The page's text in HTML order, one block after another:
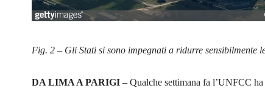
Fig. 2 – Gli Stati si sono impegnati a ridurre sensibilmente
DA LIMA A PARIGI – Qualche settimana fa l’UNFCC